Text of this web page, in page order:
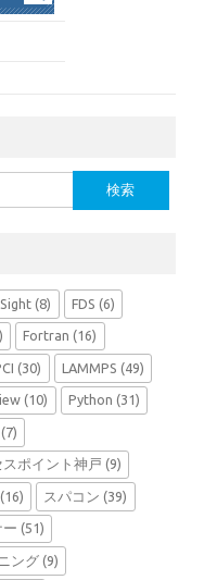
(8) FDS (6)
Fortran (16)
(30) LAMMPS (49)
(10) Python (31)
(7)
スポイント神戸 (9)
スパコン (39)
ー (51)
ング(9)